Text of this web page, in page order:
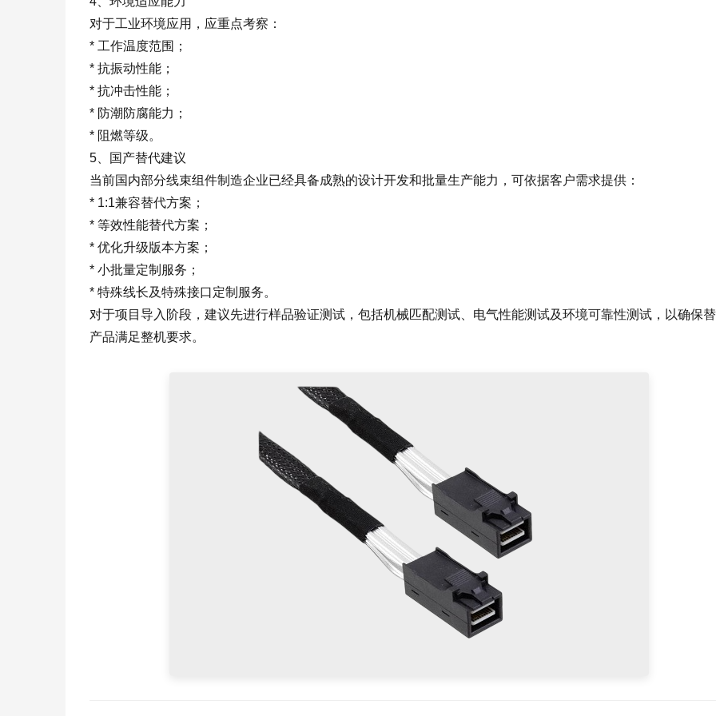
对于工业环境应用，应重点考察：
* 工作温度范围；
* 抗振动性能；
* 抗冲击性能；
* 防潮防腐能力；
* 阻燃等级。
5、国产替代建议
当前国内部分线束组件制造企业已经具备成熟的设计开发和批量生产能力，可依据客户需求提供：
* 1:1兼容替代方案；
* 等效性能替代方案；
* 优化升级版本方案；
* 小批量定制服务；
* 特殊线长及特殊接口定制服务。
对于项目导入阶段，建议先进行样品验证测试，包括机械匹配测试、电气性能测试及环境可靠性测试，以确保
产品满足整机要求。